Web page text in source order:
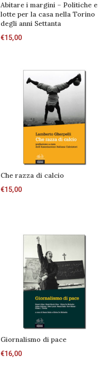
Abitare i margini – Politiche e
lotte per la casa nella Torino
degli anni Settanta
€15,00
Che razza di calcio
€15,00
Giornalismo di pace
€16,00